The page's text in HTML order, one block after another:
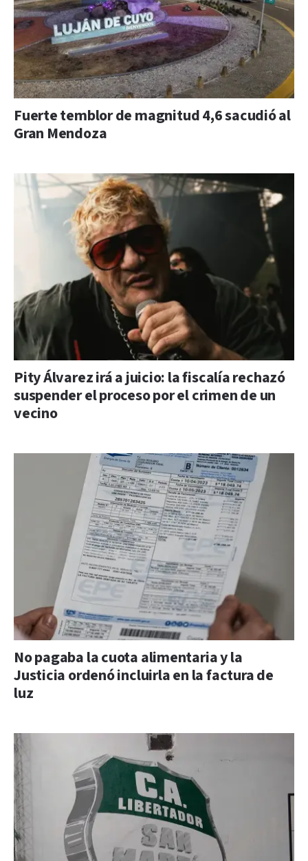
Fuerte temblor de magnitud 4,6 sacudió al
Gran Mendoza
Pity Álvarez irá a juicio: la fiscalía rechazó
suspender el proceso por el crimen de un
vecino
No pagaba la cuota alimentaria y la
Justicia ordenó incluirla en la factura de
luz